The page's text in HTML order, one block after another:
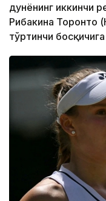
дунёнинг иккинчи
Рибакина Торонто
тўртинчи